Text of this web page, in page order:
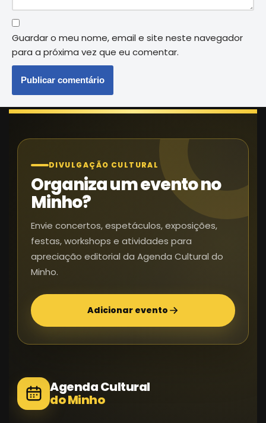
Guardar o meu nome, email e site neste navegador
para a próxima vez que eu comentar.
DIVULGAÇÃO CULTURAL
Organiza um evento no
Minho?
Envie concertos, espetáculos, exposições,
festas, workshops e atividades para
apreciação editorial da Agenda Cultural do
Minho.
Adicionar evento
Agenda Cultural
do Minho